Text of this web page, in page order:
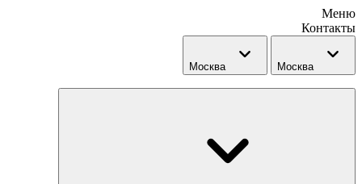
Меню
Контакты
Москва Москва